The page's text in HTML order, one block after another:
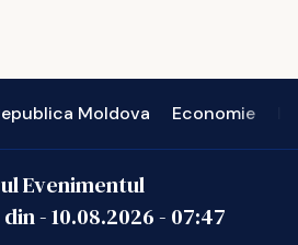
Moldova Economie
Evenimentul
-10.08.2026- 07:47